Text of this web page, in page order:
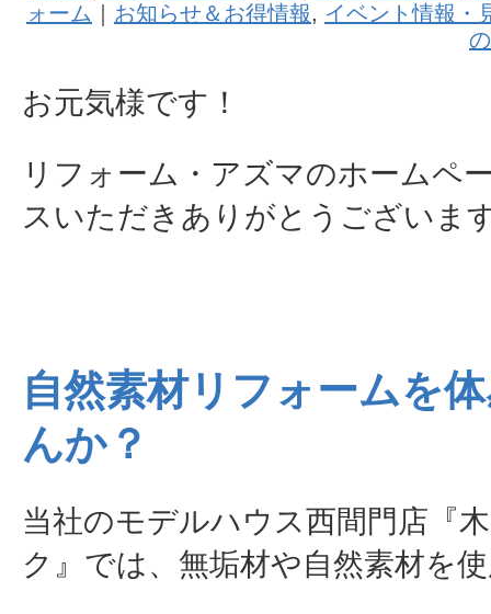
ォーム
お知らせ＆お得情報, イベント情報・
お元気様です！
リフォーム・アズマのホームペ
スいただきありがとうございま
自然素材リフォームを
んか？
当社のモデルハウス西間門店『
ク』では、無垢材や自然素材を